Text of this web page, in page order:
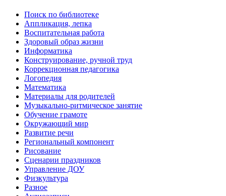
Поиск по библиотеке
Аппликация, лепка
Воспитательная работа
Здоровый образ жизни
Информатика
Конструирование, ручной труд
Коррекционная педагогика
Логопедия
Математика
Материалы для родителей
Музыкально-ритмическое занятие
Обучение грамоте
Окружающий мир
Развитие речи
Региональный компонент
Рисование
Сценарии праздников
Управление ДОУ
Физкультура
Разное